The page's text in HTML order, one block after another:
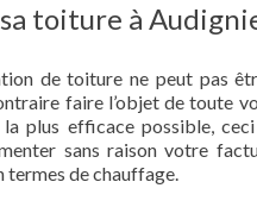
toiture à
de toiture ne peut pas
faire l’objet de toute
plus efficace possible,
sans raison votre
termes de chauffage.